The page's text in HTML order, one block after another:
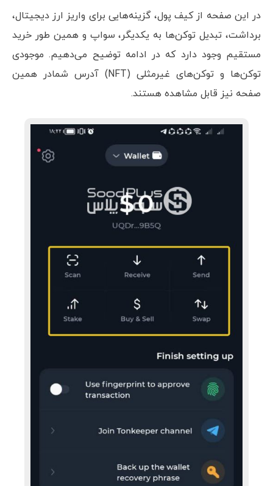
در این صفحه از کیف پول، گزینه‌هایی برای واریز ارز دیجیتال،
برداشت، تبدیل توکن‌ها به یکدیگر، سواپ و همین طور خرید
مستقیم وجود دارد که در ادامه توضیح می‌دهیم. موجودی
توکن‌ها و توکن‌های غیرمثلی (NFT) آدرس شمادر همین
صفحه نیز قابل مشاهده هستند.